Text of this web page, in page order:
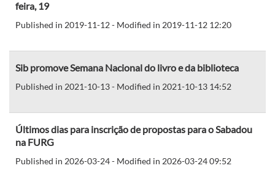
feira, 19
Published in 2019-11-12 - Modified in 2019-11-12 12:20
Sib promove Semana Nacional do livro e da biblioteca
Published in 2021-10-13 - Modified in 2021-10-13 14:52
Últimos dias para inscrição de propostas para o Sabadou
na FURG
Published in 2026-03-24 - Modified in 2026-03-24 09:52